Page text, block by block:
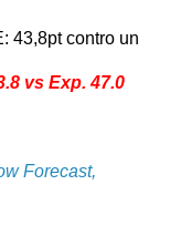
43,8pt contro un
vs Exp. 47.0
Forecast,